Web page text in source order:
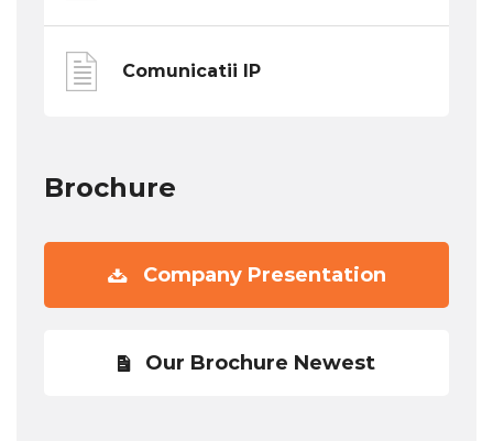
Comunicatii IP
Brochure
Company Presentation
Our Brochure Newest